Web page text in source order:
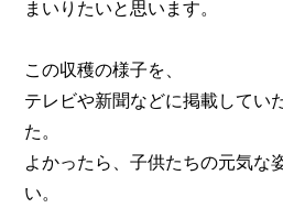
まいりたいと思います。
この収穫の様子を、
テレビや新聞などに掲載してい
た。
よかったら、子供たちの元気な
い。